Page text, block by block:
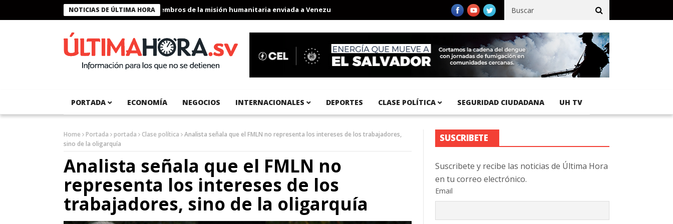
NOTICIAS DE ÚLTIMA HORA
Presidente Bukele condecora a miembros de la misión humanitaria enviada a Venezuela Aeropuerto Internacional del Pacífico registra 92 % de avance en obras de terracería
PORTADA ECONOMÍA NEGOCIOS INTERNACIONALES DEPORTES CLASE POLÍTICA SEGURIDAD CIUDADANA UH TV
Home Portada portada Clase política
Analista señala que el FMLN no representa los intereses de los trabajadores,
sino de la oligarquía
Analista señala que el FMLN no
representa los intereses de los
trabajadores, sino de la oligarquía
SUSCRIBETE
Suscribete y recibe las noticias de Última Hora
en tu correo electrónico.
Email